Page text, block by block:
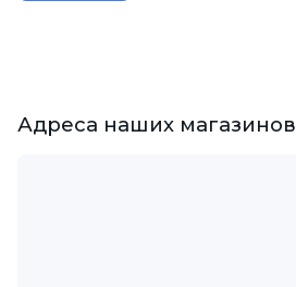
Адреса наших магазинов